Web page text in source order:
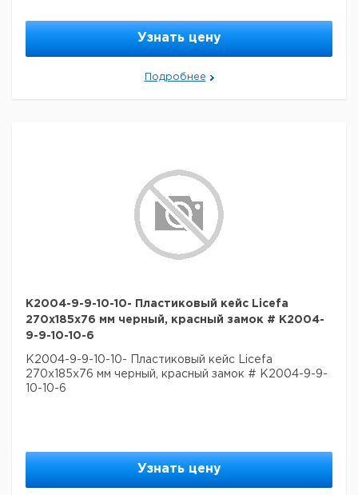
Узнать цену
Подробнее
K2004-9-9-10-10- Пластиковый кейс Licefa
270x185x76 мм черный, красный замок # K2004-
9-9-10-10-6
K2004-9-9-10-10- Пластиковый кейс Licefa
270x185x76 мм черный, красный замок # K2004-9-9-
10-10-6
Узнать цену